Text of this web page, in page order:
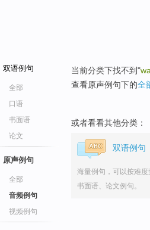
双语例句
全部
口语
书面语
论文
原声例句
全部
音频例句
视频例句
当前分类下找不到"
查看原声例句下的全
或者看看其他分类：
双语例句
海量例句，可以按难度
书面语、论文例句。